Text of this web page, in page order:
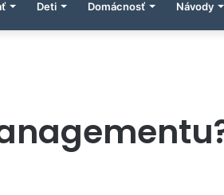
Deti Domácnosť Návody